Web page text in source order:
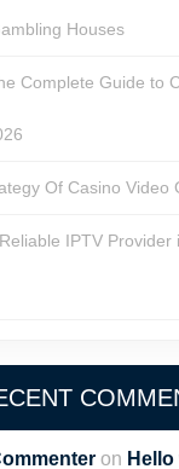
Houses
Complete Guide to
Of Casino Video
IPTV
on